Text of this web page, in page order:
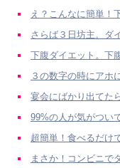
え？こんなに簡単！
さらば３日坊主。ダ
下腹ダイエット。下
３の数字の時にアホ
宴会にばかり出てた
99%の人が気がつい
超簡単！食べるだけ
まさか！コンビニで